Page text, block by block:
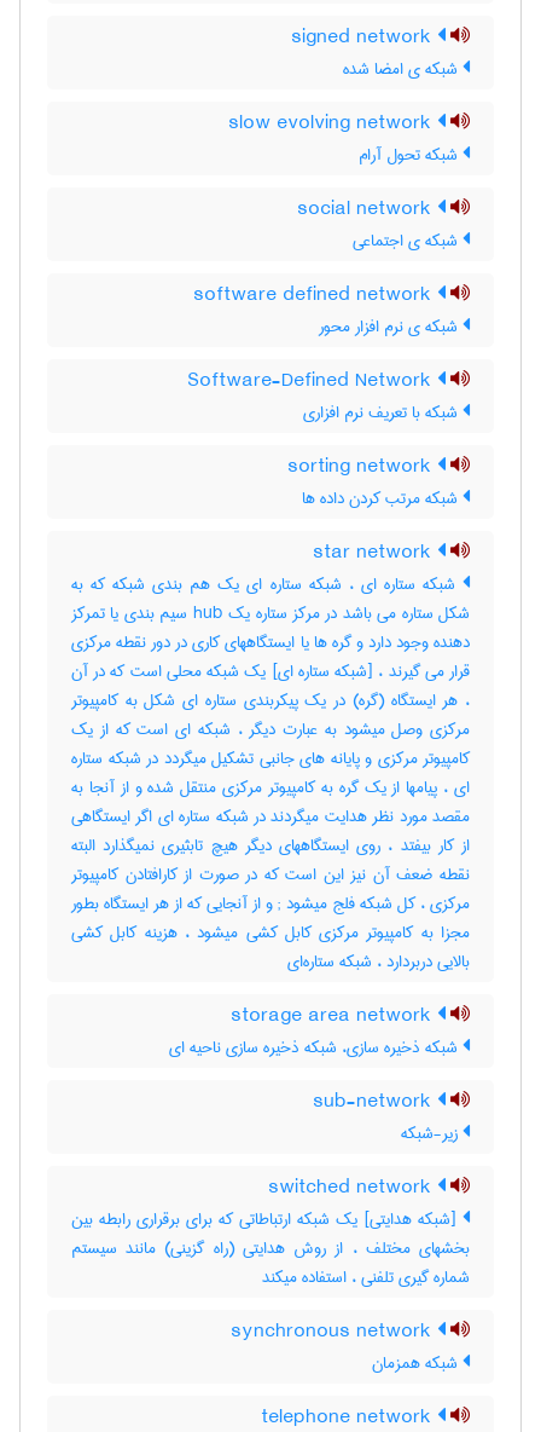
شبکه ی امضا شده
شبکه تحول آرام
شبکه ی اجتماعی
شبکه ی نرم افزار محور
شبکه با تعریف نرم افزاری
شبکه مرتب کردن داده ها
شبکه ستاره ای ، شبکه ستاره ای یک هم بندی شبکه که به
شکل ستاره می باشد در مرکز ستاره یک hub سیم بندی یا تمرکز
دهنده وجود دارد و گره ها یا ایستگاههای کاری در دور نقطه مرکزی
قرار می گیرند ، [شبکه ستاره ای] یک شبکه محلی است که در آن
، هر ایستگاه (گره) در یک پیکربندی ستاره ای شکل به کامپیوتر
مرکزی وصل میشود به عبارت دیگر ، شبکه ای است که از یک
کامپیوتر مرکزی و پایانه های جانبی تشکیل میگردد در شبکه ستاره
ای ، پیامها از یک گره به کامپیوتر مرکزی منتقل شده و از آنجا به
مقصد مورد نظر هدایت میگردند در شبکه ستاره ای اگر ایستگاهی
از کار بیفتد ، روی ایستگاههای دیگر هیچ تابثیری نمیگذارد البته
نقطه ضعف آن نیز این است که در صورت از کارافتادن کامپیوتر
مرکزی ، کل شبکه فلج میشود‎ ; و از آنجایی که از هر ایستگاه بطور
مجزا به کامپیوتر مرکزی کابل کشی میشود ، هزینه کابل کشی
بالایی دربردارد ، شبکه ستاره‌ای
شبکه ذخیره سازی، شبکه ذخیره سازی ناحیه ای
زیر-شبکه
[شبکه هدایتی] یک شبکه ارتباطاتی که برای برقراری رابطه بین
بخشهای مختلف ، از روش هدایتی (راه گزینی) مانند سیستم
شماره گیری تلفنی ، استفاده میکند
شبکه همزمان